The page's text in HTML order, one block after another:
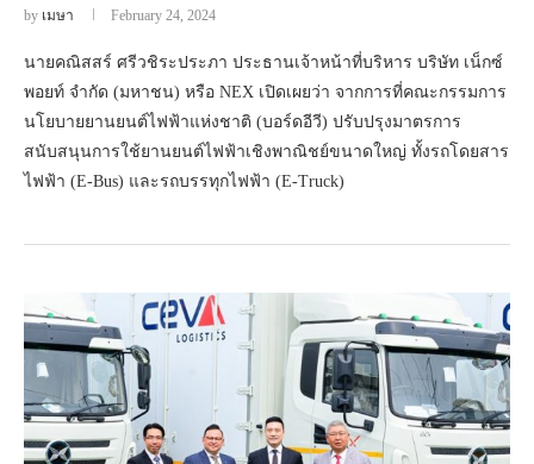
by เมษา February 24, 2024
นายคณิสสร์ ศรีวชิระประภา ประธานเจ้าหน้าที่บริหาร บริษัท เน็กซ์
พอยท์ จำกัด (มหาชน) หรือ NEX เปิดเผยว่า จากการที่คณะกรรมการ
นโยบายยานยนต์ไฟฟ้าแห่งชาติ (บอร์ดอีวี) ปรับปรุงมาตรการ
สนับสนุนการใช้ยานยนต์ไฟฟ้าเชิงพาณิชย์ขนาดใหญ่ ทั้งรถโดยสาร
ไฟฟ้า (E-Bus) และรถบรรทุกไฟฟ้า (E-Truck)